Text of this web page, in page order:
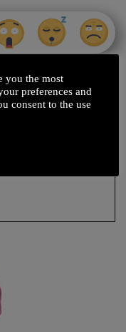
you the most
preferences and
consent to the use